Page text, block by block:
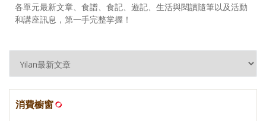
各單元最新文章、食譜、食記、遊記、生活與閱讀隨筆以及活動
和講座訊息，第一手完整掌握！
消費櫥窗